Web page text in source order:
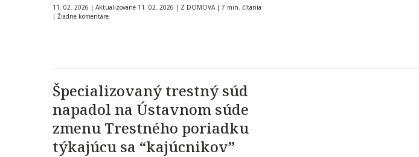
pozastavenie účinnosti…
11. 02. 2026 | Aktualizované 11. 02. 2026 | Z DOMOVA | 7 min. čítania
| Žiadne komentáre
Špecializovaný trestný súd
napadol na Ústavnom súde
zmenu Trestného poriadku
týkajúcu sa “kajúcnikov”